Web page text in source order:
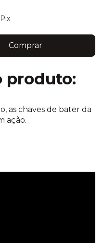
produto:
as chaves de bater da
ação.
na extremidade